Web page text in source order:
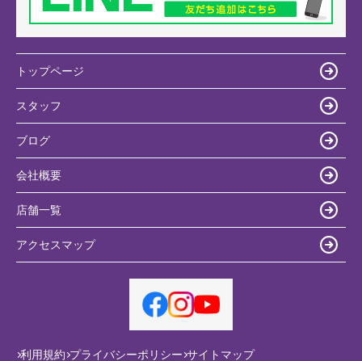
トップページ
スタッフ
ブログ
会社概要
店舗一覧
アクセスマップ
利用規約 プライバシーポリシー サイトマップ